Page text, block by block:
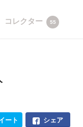
コレクター 55
シェア
ート